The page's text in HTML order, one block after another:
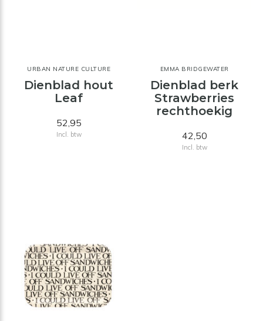
URBAN NATURE CULTURE
Dienblad hout
Leaf
52,95
Incl. btw
EMMA BRIDGEWATER
Dienblad berk
Strawberries
rechthoekig
42,50
Incl. btw